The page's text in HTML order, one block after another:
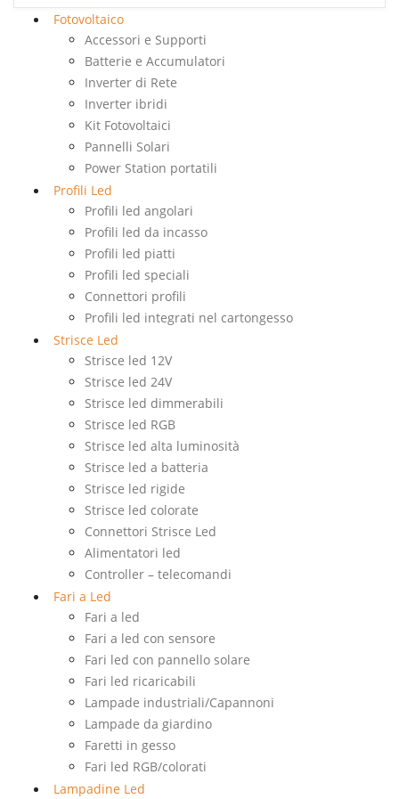
Fotovoltaico
Accessori e Supporti
Batterie e Accumulatori
Inverter di Rete
Inverter ibridi
Kit Fotovoltaici
Pannelli Solari
Power Station portatili
Profili Led
Profili led angolari
Profili led da incasso
Profili led piatti
Profili led speciali
Connettori profili
Profili led integrati nel cartongesso
Strisce Led
Strisce led 12V
Strisce led 24V
Strisce led dimmerabili
Strisce led RGB
Strisce led alta luminosità
Strisce led a batteria
Strisce led rigide
Strisce led colorate
Connettori Strisce Led
Alimentatori led
Controller – telecomandi
Fari a Led
Fari a led
Fari a led con sensore
Fari led con pannello solare
Fari led ricaricabili
Lampade industriali/Capannoni
Lampade da giardino
Faretti in gesso
Fari led RGB/colorati
Lampadine Led